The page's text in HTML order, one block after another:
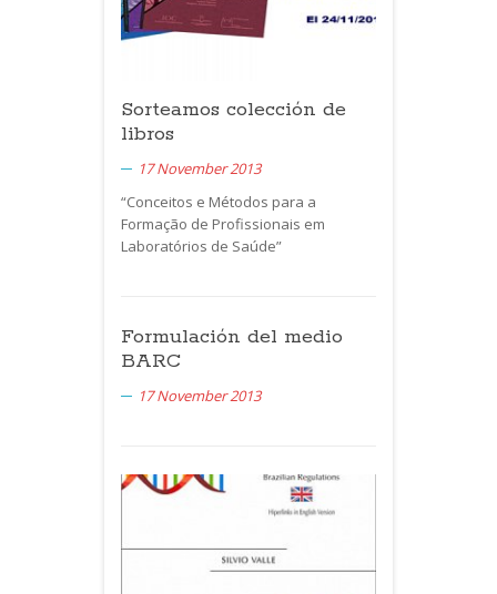
Sorteamos colección de
libros
17 November 2013
“Conceitos e Métodos para a
Formação de Profissionais em
Laboratórios de Saúde”
Formulación del medio
BARC
17 November 2013